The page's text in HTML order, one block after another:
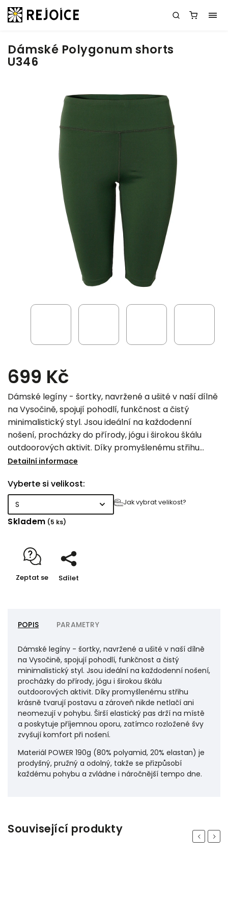
Dámské Polygonum shorts
U346
699 Kč
Dámské legíny - šortky, navržené a ušité v naší dílně
na Vysočině, spojují pohodlí, funkčnost a čistý
minimalistický styl. Jsou ideální na každodenní
nošení, procházky do přírody, jógu i širokou škálu
outdoorových aktivit. Díky promyšlenému střihu
krásně tvarují postavu a zároveň nikde netlačí ani
a poskytuje příjemnou oporu, zatímco rozložené švy
zvyšují komfort při nošení.
Detailní informace
Vyberte si velikost:
Jak vybrat velikost?
Skladem (5 ks)
Zeptat se Sdílet
POPIS PARAMETRY
Dámské legíny - šortky, navržené a ušité v naší dílně
na Vysočině, spojují pohodlí, funkčnost a čistý
minimalistický styl. Jsou ideální na každodenní nošení,
procházky do přírody, jógu i širokou škálu
outdoorových aktivit. Díky promyšlenému střihu
krásně tvarují postavu a zároveň nikde netlačí ani
neomezují v pohybu. Širší elastický pas drží na místě
a poskytuje příjemnou oporu, zatímco rozložené švy
zvyšují komfort při nošení.
Materiál POWER 190g (80% polyamid, 20% elastan) je
prodyšný, pružný a odolný, takže se přizpůsobí
každému pohybu a zvládne i náročnější tempo dne.
Související produkty Previous
Next